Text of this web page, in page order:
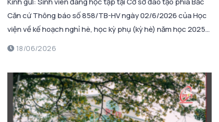
Căn cứ Thông báo số 858/TB-HV ngày 02/6/2026 của Học
viện về kế hoạch nghỉ hè, học kỳ phụ (kỳ hè) năm học 2025-
2026 và Lịch học Học kỳ I, năm học 2026-2027; Căn cứ kế
18/06/2026